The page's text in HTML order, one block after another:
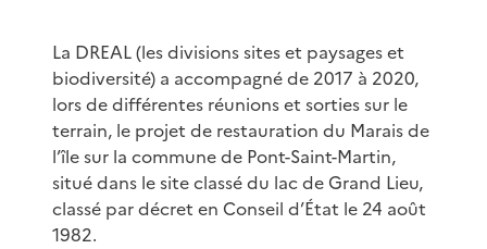
La DREAL (les divisions sites et paysages et
biodiversité) a accompagné de 2017 à 2020,
lors de différentes réunions et sorties sur le
terrain, le projet de restauration du Marais de
l’île sur la commune de Pont-Saint-Martin,
situé dans le site classé du lac de Grand Lieu,
classé par décret en Conseil d’État le 24 août
1982.